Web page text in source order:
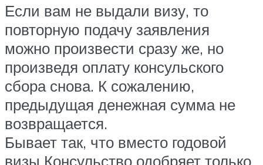
Если вам не выдали визу, то
повторную подачу заявления
можно произвести сразу же, но
произведя оплату консульского
сбора снова. К сожалению,
предыдущая денежная сумма не
возвращается.
Бывает так, что вместо годовой
визы Консульство одобряет только